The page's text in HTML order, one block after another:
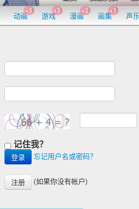
动画
+5
游戏
+3
漫画
+2
画集
+1
声
记住我？
忘记用户名或密码？
注册 (如果你没有帐户)